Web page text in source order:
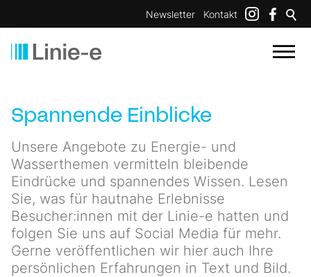
Newsletter Kontakt
Spannende Einblicke
Unsere Angebote zu Energie- und
Wasserthemen vermitteln bleibende
Eindrücke und spannendes Wissen. Lesen
Sie, was für hautnahe Erlebnisse
Besucher:innen mit der Linie-e hatten und
folgen Sie uns auf Social Media für mehr.
Gerne veröffentlichen wir hier auch Ihre
persönlichen Erfahrungen in Text und Bild.